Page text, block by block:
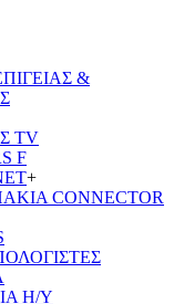
&
TV
F
+
CONNECTOR
Η/Υ